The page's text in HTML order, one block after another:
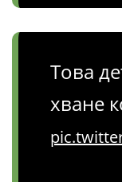
Това
хване